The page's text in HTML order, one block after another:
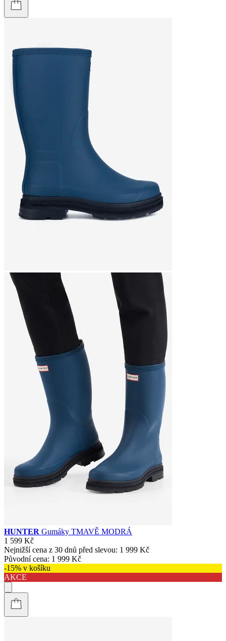
HUNTER Gumáky TMAVĚ MODRÁ
1 599 Kč
Nejnižší cena z 30 dnů před slevou: 1 999 Kč
Původní cena: 1 999 Kč
-15% v košíku
AKCE